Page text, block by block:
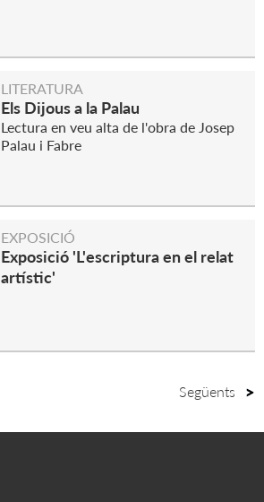
LITERATURA
Els Dijous a la Palau
Lectura en veu alta de l'obra de Josep
Palau i Fabre
EXPOSICIÓ
Exposició 'L'escriptura en el relat
artístic'
Següents